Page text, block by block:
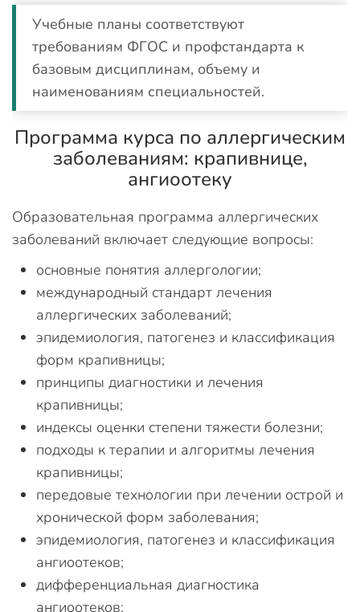
Учебные планы соответствуют
требованиям ФГОС и профстандарта к
базовым дисциплинам, объему и
наименованиям специальностей.
Программа курса по аллергическим
заболеваниям: крапивнице,
ангиоотеку
Образовательная программа аллергических
заболеваний включает следующие вопросы:
основные понятия аллергологии;
международный стандарт лечения
аллергических заболеваний;
эпидемиология, патогенез и классификация
форм крапивницы;
принципы диагностики и лечения
крапивницы;
индексы оценки степени тяжести болезни;
подходы к терапии и алгоритмы лечения
крапивницы;
передовые технологии при лечении острой и
хронической форм заболевания;
эпидемиология, патогенез и классификация
ангиоотеков;
дифференциальная диагностика
ангиоотеков;